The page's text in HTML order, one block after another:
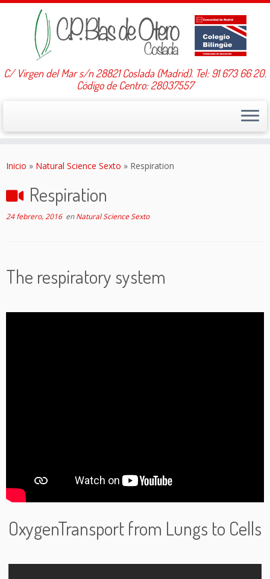
C/ Virgen del Mar s/n 28821 Coslada (Madrid). Tel: 91 673 66 20.
Código de Centro: 28037557
Inicio » Natural Science Sexto » Respiration
Respiration
24 febrero, 2016enNatural Science Sexto
The respiratory system
OxygenTransport from Lungs to Cells